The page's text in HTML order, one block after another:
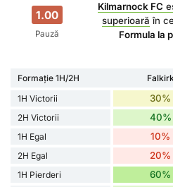
1.00
Pauză
Kilmarnock FC
superioară în
Formula la
Formație 1H/2H
1H Victorii
30%
2H Victorii 40%
1H Egal 10%
2H Egal 20%
1H Pierderi 60%